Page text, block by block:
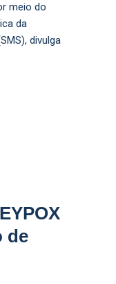
meio do
da
divulga
de